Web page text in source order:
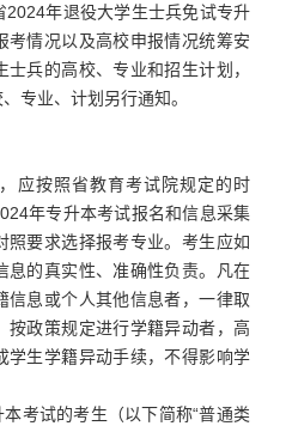
年退役大学生士兵免试专升
考情况以及高校申报情况统筹安
兵的高校、专业和招生计划，
专业、计划另行通知。
按照省教育考试院规定的时
年专升本考试报名和信息采集
照要求选择报考专业。考生应如
息的真实性、准确性负责。凡在
信息或个人其他信息者，一律取
按政策规定进行学籍异动者，高
学生学籍异动手续，不得影响学
试的考生（以下简称“普通类